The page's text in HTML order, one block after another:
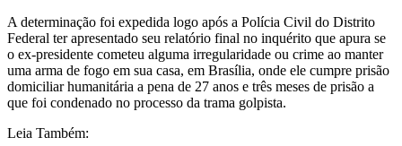
A determinação foi expedida logo após a Polícia Civil do Distrito
Federal ter apresentado seu relatório final no inquérito que apura se
o ex-presidente cometeu alguma irregularidade ou crime ao manter
uma arma de fogo em sua casa, em Brasília, onde ele cumpre prisão
domiciliar humanitária a pena de 27 anos e três meses de prisão a
que foi condenado no processo da trama golpista.
Leia Também: